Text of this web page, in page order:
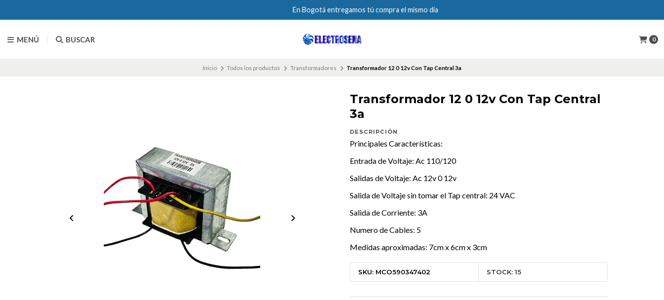
MENÚ BUSCAR 0
En Bogotá entregamos tú compra el mismo día
Inicio Todos los productos Transformadores Transformador 12 0 12v Con Tap Central 3a
Transformador 12 0 12v Con Tap Central
3a
DESCRIPCIÓN
Principales Características:
Entrada de Voltaje: Ac 110/120
Salidas de Voltaje: Ac 12v 0 12v
Salida de Voltaje sin tomar el Tap central: 24 VAC
Salida de Corriente: 3A
Numero de Cables: 5
Medidas aproximadas: 7cm x 6cm x 3cm
SKU: MCO590347402 STOCK: 15